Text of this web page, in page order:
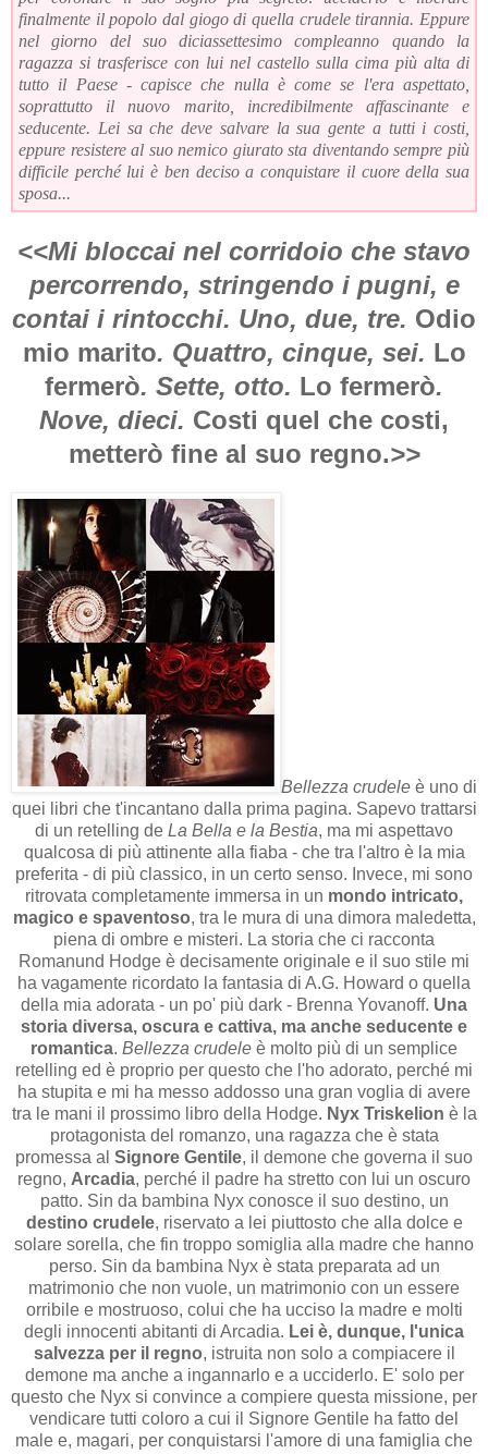
finalmente il popolo dal giogo di quella crudele tirannia. Eppure
nel giorno del suo diciassettesimo compleanno quando la
ragazza si trasferisce con lui nel castello sulla cima più alta di
tutto il Paese - capisce che nulla è come se l'era aspettato,
soprattutto il nuovo marito, incredibilmente affascinante e
seducente. Lei sa che deve salvare la sua gente a tutti i costi,
eppure resistere al suo nemico giurato sta diventando sempre più
difficile perché lui è ben deciso a conquistare il cuore della sua
sposa...
<<Mi bloccai nel corridoio che stavo
percorrendo, stringendo i pugni, e
contai i rintocchi. Uno, due, tre. Odio
mio marito. Quattro, cinque, sei. Lo
fermerò. Sette, otto. Lo fermerò.
Nove, dieci. Costi quel che costi,
metterò fine al suo regno.>>
Bellezza crudele è uno di
quei libri che t'incantano dalla prima pagina. Sapevo trattarsi
di un retelling de La Bella e la Bestia, ma mi aspettavo
qualcosa di più attinente alla fiaba - che tra l'altro è la mia
preferita - di più classico, in un certo senso. Invece, mi sono
ritrovata completamente immersa in un mondo intricato,
magico e spaventoso, tra le mura di una dimora maledetta,
piena di ombre e misteri. La storia che ci racconta
Romanund Hodge è decisamente originale e il suo stile mi
ha vagamente ricordato la fantasia di A.G. Howard o quella
della mia adorata - un po' più dark - Brenna Yovanoff. Una
storia diversa, oscura e cattiva, ma anche seducente e
romantica. Bellezza crudele è molto più di un semplice
retelling ed è proprio per questo che l'ho adorato, perché mi
ha stupita e mi ha messo addosso una gran voglia di avere
tra le mani il prossimo libro della Hodge. Nyx Triskelion è la
protagonista del romanzo, una ragazza che è stata
promessa al Signore Gentile, il demone che governa il suo
regno, Arcadia, perché il padre ha stretto con lui un oscuro
patto. Sin da bambina Nyx conosce il suo destino, un
destino crudele, riservato a lei piuttosto che alla dolce e
solare sorella, che fin troppo somiglia alla madre che hanno
perso. Sin da bambina Nyx è stata preparata ad un
matrimonio che non vuole, un matrimonio con un essere
orribile e mostruoso, colui che ha ucciso la madre e molti
degli innocenti abitanti di Arcadia. Lei è, dunque, l'unica
salvezza per il regno, istruita non solo a compiacere il
demone ma anche a ingannarlo e a ucciderlo. E' solo per
questo che Nyx si convince a compiere questa missione, per
vendicare tutti coloro a cui il Signore Gentile ha fatto del
male e, magari, per conquistarsi l'amore di una famiglia che